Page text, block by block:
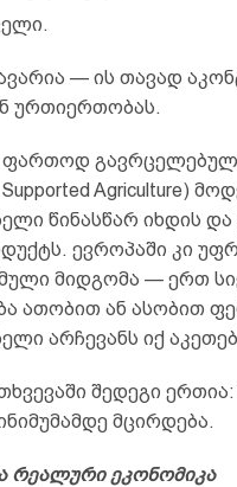
— ის თავად
ურთიერთობას.
ფართოდ
Supported Agriculture)
წინასწარ იხდის
ევროპაში კი
მიდგომა — ერთ
ათობით ან ასობით
არჩევანს იქ
შედეგი
მცირდება.
რეალური ეკონომიკა